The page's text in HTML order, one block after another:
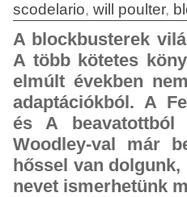
scodelario, will poulter,
A blockbusterek
A több kötetes
elmúlt években
adaptációkból. A
és A beavatottból
Woodley-val már
hőssel van
nevet ismerhetünk